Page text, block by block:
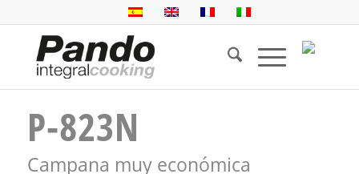
P-823N
Campana muy económica